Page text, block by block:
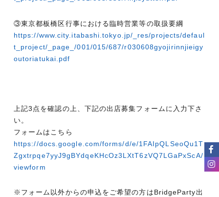
③東京都板橋区行事における臨時営業等の取扱要綱
https://www.city.itabashi.tokyo.jp/_res/projects/defaul
t_project/_page_/001/015/687/r030608gyojirinnjieigy
outoriatukai.pdf
上記3点を確認の上、下記の出店募集フォームに入力下さ
い。
フォームはこちら
https://docs.google.com/forms/d/e/1FAIpQLSeoQu1T
Zgxtrpqe7yyJ9gBYdqeKHcOz3LXtT6zVQ7LGaPxScA/
viewform
※フォーム以外からの申込をご希望の方はBridgeParty出